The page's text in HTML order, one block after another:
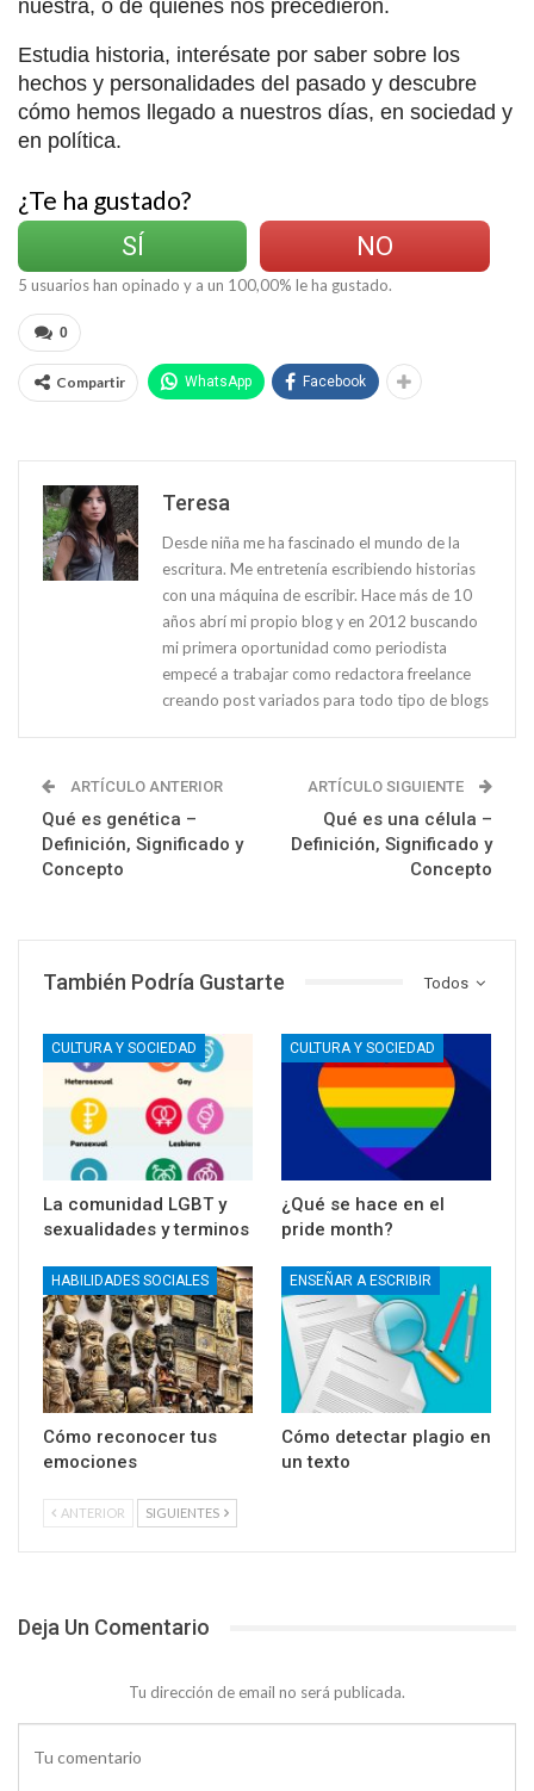
nuestra, o de quienes nos precedieron.
Estudia historia, interésate por saber sobre los
hechos y personalidades del pasado y descubre
cómo hemos llegado a nuestros días, en sociedad y
en política.
¿Te ha gustado?
SÍ
NO
5 usuarios han opinado y a un 100,00% le ha gustado.
0
Compartir WhatsApp Facebook
Teresa
Desde niña me ha fascinado el mundo de la
escritura. Me entretenía escribiendo historias
con una máquina de escribir. Hace más de 10
años abrí mi propio blog y en 2012 buscando
mi primera oportunidad como periodista
empecé a trabajar como redactora freelance
creando post variados para todo tipo de blogs
ARTÍCULO ANTERIOR
Qué es genética –
Definición, Significado y
Concepto
ARTÍCULO SIGUIENTE
Qué es una célula –
Definición, Significado y
Concepto
Todos
También Podría Gustarte
CULTURA Y SOCIEDAD
La comunidad LGBT y
sexualidades y terminos
CULTURA Y SOCIEDAD
¿Qué se hace en el
pride month?
HABILIDADES SOCIALES
Cómo reconocer tus
emociones
ENSEÑAR A ESCRIBIR
Cómo detectar plagio en
un texto
ANTERIOR SIGUIENTES
Deja Un Comentario
Tu dirección de email no será publicada.